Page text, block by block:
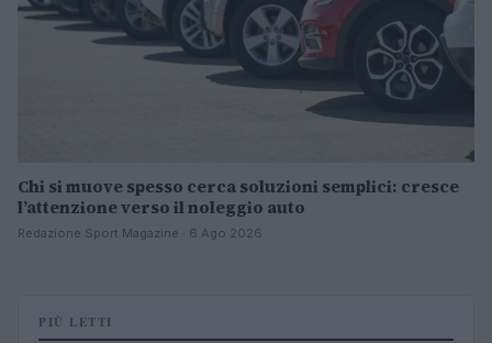
Chi si muove spesso cerca soluzioni semplici: cresce
l’attenzione verso il noleggio auto
Redazione Sport Magazine · 6 Ago 2026
PIÙ LETTI